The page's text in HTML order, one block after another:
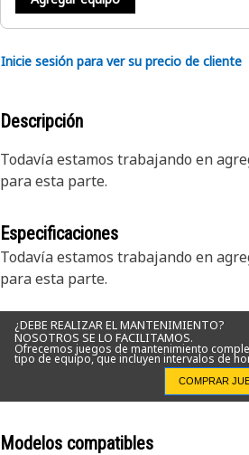
Inicie sesión para ver su precio de cliente
Descripción
Todavía estamos trabajando en
para esta parte.
Especificaciones
Todavía estamos trabajando en
para esta parte.
¿DEBE REALIZAR EL MANTENIMIENTO?
NOSOTROS SE LO FACILITAMOS.
Ofrecemos juegos de mantenimiento
tipo de equipo, que incluyen intervalos de
COMPRAR
Modelos compatibles